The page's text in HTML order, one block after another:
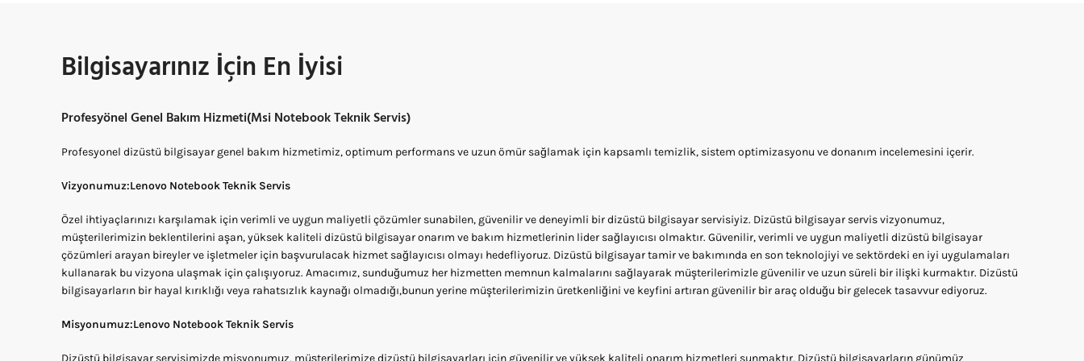
Bilgisayarınız İçin En İyisi
Profesyönel Genel Bakım Hizmeti(Msi Notebook Teknik Servis)
Profesyonel dizüstü bilgisayar genel bakım hizmetimiz, optimum performans ve uzun ömür sağlamak için kapsamlı temizlik, sistem optimizasyonu ve donanım incelemesini içerir.
Vizyonumuz:Lenovo Notebook Teknik Servis
Özel ihtiyaçlarınızı karşılamak için verimli ve uygun maliyetli çözümler sunabilen, güvenilir ve deneyimli bir dizüstü bilgisayar servisiyiz. Dizüstü bilgisayar servis vizyonumuz,
müşterilerimizin beklentilerini aşan, yüksek kaliteli dizüstü bilgisayar onarım ve bakım hizmetlerinin lider sağlayıcısı olmaktır. Güvenilir, verimli ve uygun maliyetli dizüstü bilgisayar
çözümleri arayan bireyler ve işletmeler için başvurulacak hizmet sağlayıcısı olmayı hedefliyoruz. Dizüstü bilgisayar tamir ve bakımında en son teknolojiyi ve sektördeki en iyi uygulamaları
kullanarak bu vizyona ulaşmak için çalışıyoruz. Amacımız, sunduğumuz her hizmetten memnun kalmalarını sağlayarak müşterilerimizle güvenilir ve uzun süreli bir ilişki kurmaktır. Dizüstü
bilgisayarların bir hayal kırıklığı veya rahatsızlık kaynağı olmadığı,bunun yerine müşterilerimizin üretkenliğini ve keyfini artıran güvenilir bir araç olduğu bir gelecek tasavvur ediyoruz.
Misyonumuz:Lenovo Notebook Teknik Servis